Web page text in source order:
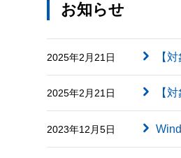
お知らせ
2025年2月21日 【
2025年2月21日 【
2023年12月5日